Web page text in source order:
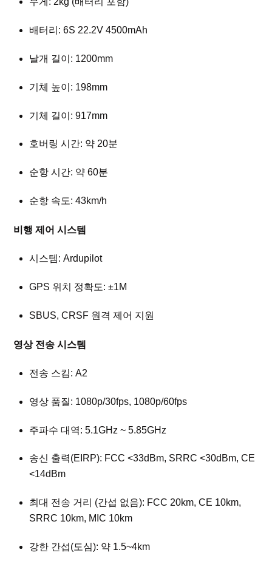
배터리: 6S 22.2V 4500mAh
날개 길이: 1200mm
기체 높이: 198mm
기체 길이: 917mm
호버링 시간: 약 20분
순항 시간: 약 60분
순항 속도: 43km/h
비행 제어 시스템
시스템: Ardupilot
GPS 위치 정확도: ±1M
SBUS, CRSF 원격 제어 지원
영상 전송 시스템
전송 스킴: A2
영상 품질: 1080p/30fps, 1080p/60fps
주파수 대역: 5.1GHz ~ 5.85GHz
송신 출력(EIRP): FCC <33dBm, SRRC <30dBm, CE
<14dBm
최대 전송 거리 (간섭 없음): FCC 20km, CE 10km,
SRRC 10km, MIC 10km
강한 간섭(도심): 약 1.5~4km